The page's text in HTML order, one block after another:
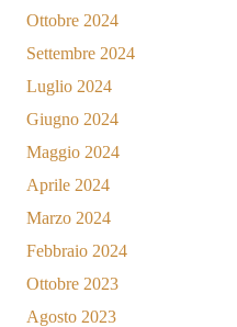
Ottobre 2024
Settembre 2024
Luglio 2024
Giugno 2024
Maggio 2024
Aprile 2024
Marzo 2024
Febbraio 2024
Ottobre 2023
Agosto 2023